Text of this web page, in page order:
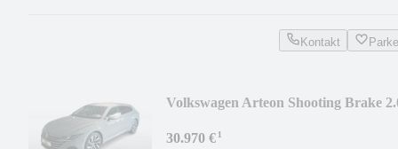
Kontakt
Volkswagen Arteon Shooting Brake
30.970 €¹